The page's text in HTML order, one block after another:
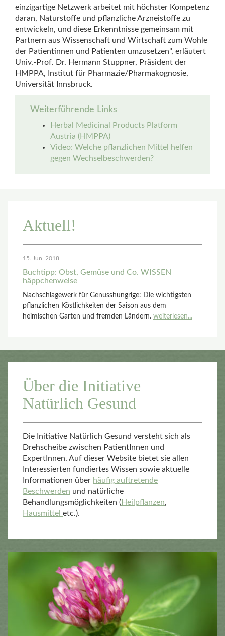
einzigartige Netzwerk arbeitet mit höchster Kompetenz
daran, Naturstoffe und pflanzliche Arzneistoffe zu
entwickeln, und diese Erkenntnisse gemeinsam mit
Partnern aus Wissenschaft und Wirtschaft zum Wohle
der Patientinnen und Patienten umzusetzen", erläutert
Univ.-Prof. Dr. Hermann Stuppner, Präsident der
HMPPA, Institut für Pharmazie/Pharmakognosie,
Universität Innsbruck.
Weiterführende Links
Herbal Medicinal Products Platform
Austria (HMPPA)
Video: Welche pflanzlichen Mittel helfen
gegen Wechselbeschwerden?
Aktuell!
15. Jun. 2018
Buchtipp: Obst, Gemüse und Co. WISSEN
häppchenweise
Nachschlagewerk für Genusshungrige: Die wichtigsten
pflanzlichen Köstlichkeiten der Saison aus dem
heimischen Garten und fremden Ländern. weiterlesen...
Über die Initiative
Natürlich Gesund
Die Initiative Natürlich Gesund versteht sich als
Drehscheibe zwischen PatientInnen und
ExpertInnen. Auf dieser Website bietet sie allen
Interessierten fundiertes Wissen sowie aktuelle
Informationen über häufig auftretende
Beschwerden und natürliche
Behandlungsmöglichkeiten (Heilpflanzen,
Hausmittel etc.).